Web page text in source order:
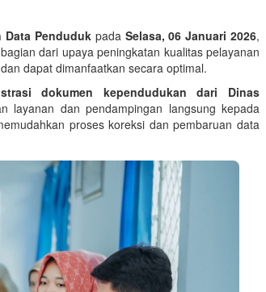
Data Pendudukpada Selasa, 06 Januari 2026,
dari upaya peningkatan kualitas pelayanan
dapat dimanfaatkan secara optimal.
dokumen kependudukan dari Dinas
layanan dan pendampingan langsung kepada
proses koreksi dan pembaruan data